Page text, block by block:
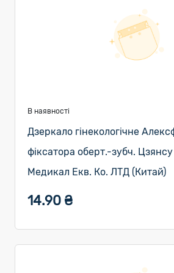
В наявності
Дзеркало гінекологічне
фіксатора оберт.-зубч.
Медикал Екв. Ко. ЛТД (Китай)
14.90 ₴